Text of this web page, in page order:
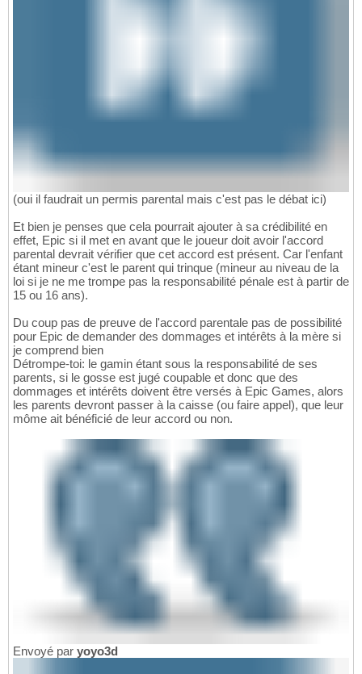
(oui il faudrait un permis parental mais c'est pas le débat ici)
Et bien je penses que cela pourrait ajouter à sa crédibilité en
effet, Epic si il met en avant que le joueur doit avoir l'accord
parental devrait vérifier que cet accord est présent. Car l'enfant
étant mineur c'est le parent qui trinque (mineur au niveau de la
loi si je ne me trompe pas la responsabilité pénale est à partir de
15 ou 16 ans).
Du coup pas de preuve de l'accord parentale pas de possibilité
pour Epic de demander des dommages et intérêts à la mère si
je comprend bien
Détrompe-toi: le gamin étant sous la responsabilité de ses
parents, si le gosse est jugé coupable et donc que des
dommages et intérêts doivent être versés à Epic Games, alors
les parents devront passer à la caisse (ou faire appel), que leur
môme ait bénéficié de leur accord ou non.
Envoyé par yoyo3d